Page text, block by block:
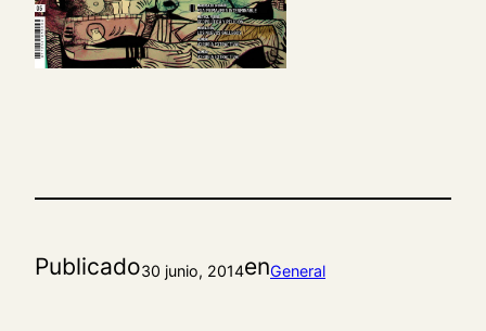
Publicado30 junio, 2014enGeneral